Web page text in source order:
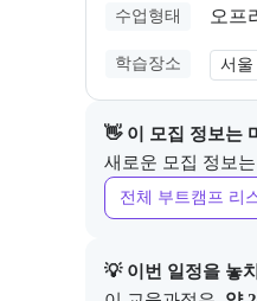
수업형태 오프
학습장소 서울
👋 이 모집 정보는
새로운 모집 정보는
전체 부트캠프 리
💡 이번 일정을 놓